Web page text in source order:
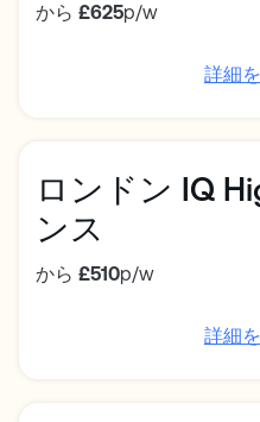
から £625p/w
詳細
ロンドン IQ
ンス
から £510p/w
詳細